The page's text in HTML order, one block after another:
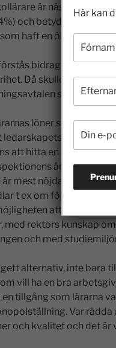
är nästan dubbelt
och betydligt större
haft en ökning på
bidragit till den
Då skulle inte
så som idag.
löner som
betydelse i
att hitta en
årliga
mest nöjda med sina
t ex om
att få stöd av
med rektors kunskap
och med
alternativ, inte bara
vill ha en bra
tillgång som lärarna
Var rädda
och kvalitet och det är
Här kan